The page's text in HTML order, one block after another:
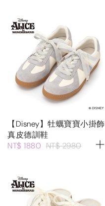
【Disney】牡蠣寶寶小掛飾
真皮德訓鞋
NT$ 1880 NT$ 2980